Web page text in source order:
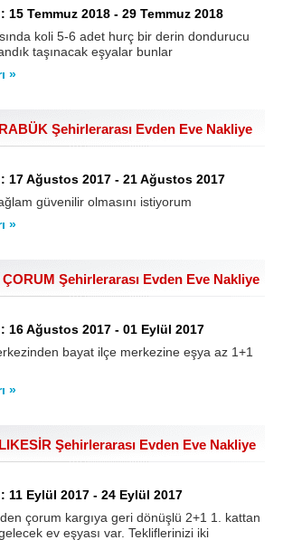
15 Temmuz 2018 - 29 Temmuz 2018
koli 5-6 adet hurç bir derin dondurucu
taşınacak eşyalar bunlar
»
Şehirlerarası Evden Eve Nakliye
17 Ağustos 2017 - 21 Ağustos 2017
güvenilir olmasını istiyorum
»
Şehirlerarası Evden Eve Nakliye
16 Ağustos 2017 - 01 Eylül 2017
bayat ilçe merkezine eşya az 1+1
»
Şehirlerarası Evden Eve Nakliye
11 Eylül 2017 - 24 Eylül 2017
çorum kargıya geri dönüşlü 2+1 1. kattan
ev eşyası var. Tekliflerinizi iki